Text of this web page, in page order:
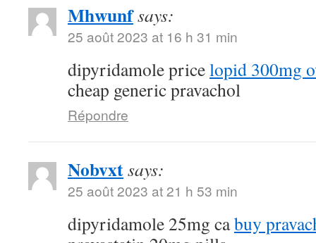
Mhwunfsays:
25 août 2023 at 16 h 31 min
dipyridamole pricelopid 300mg
cheap generic pravachol
Répondre
Nobvxtsays:
25 août 2023 at 21 h 53 min
dipyridamole 25mg cabuy